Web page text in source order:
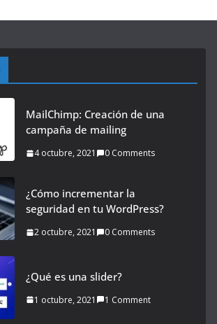
MailChimp: Creación de una
campaña de mailing
4 octubre, 2021 0 Comments
¿Cómo incrementar la
seguridad en tu WordPress?
2 octubre, 2021 0 Comments
¿Qué es una slider?
1 octubre, 2021 1 Comment